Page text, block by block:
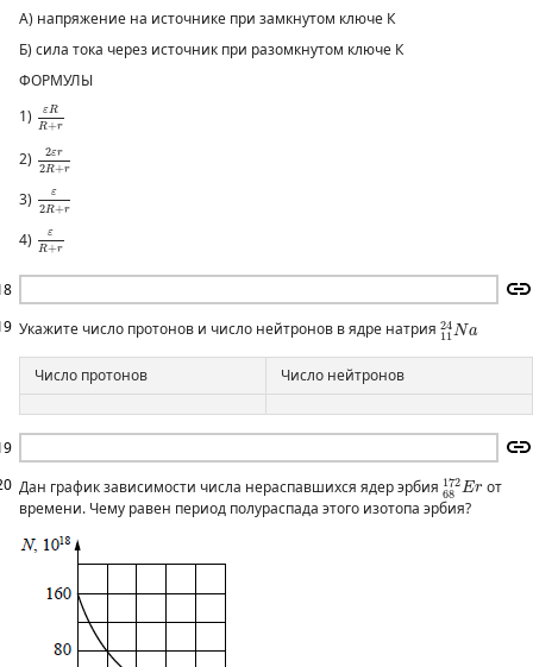
А) напряжение на источнике при замкнутом ключе К
Б) сила тока через источник при разомкнутом ключе К
ФОРМУЛЫ
1)
εR
R+r
εRR
2) 2εr
2R+r
εr2
3) ε
2R+r
2R
4)
ε
R+r
R
Укажите число протонов и число нейтронов в ядре натрия 24
11Na
1124
Число протонов Число нейтронов
Дан график зависимости числа нераспавшихся ядер эрбия 172
68 Er
68 172 от
времени. Чему равен период полураспада этого изотопа эрбия?